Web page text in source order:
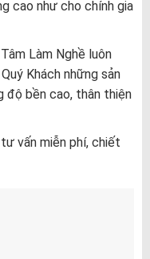
cao như cho chính gia
Làm Nghề luôn
Khách những sản
độ bền cao, thân thiện
vấn miễn phí, chiết